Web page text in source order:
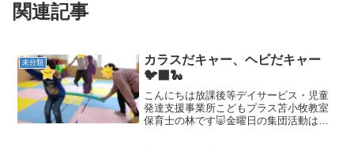
関連記事
未分類
カラスだキャー、ヘビだキャー
🐦‍⬛🐍
こんにちは放課後等デイサービス・児童
発達支援事業所こどもプラス苫小牧教室
保育士の林です🐷金曜日の集団活動は